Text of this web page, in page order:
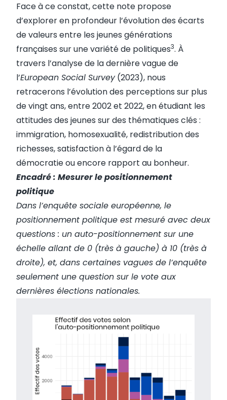
Face à ce constat, cette note propose
d’explorer en profondeur l’évolution des écarts
de valeurs entre les jeunes générations
françaises sur une variété de politiques3. À
travers l’analyse de la dernière vague de
l’European Social Survey(2023), nous
retracerons l’évolution des perceptions sur plus
de vingt ans, entre 2002 et 2022, en étudiant les
attitudes des jeunes sur des thématiques clés :
immigration, homosexualité, redistribution des
richesses, satisfaction à l’égard de la
démocratie ou encore rapport au bonheur.
Encadré : Mesurer le positionnement
politique
Dans l’enquête sociale européenne, le
positionnement politique est mesuré avec deux
questions : un auto-positionnement sur une
échelle allant de 0 (très à gauche) à 10 (très à
droite), et, dans certaines vagues de l’enquête
seulement une question sur le vote aux
dernières élections nationales.